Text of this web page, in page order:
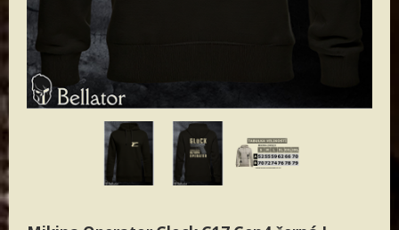
Designovky od Bellatoru
Týmová trika
Paracord